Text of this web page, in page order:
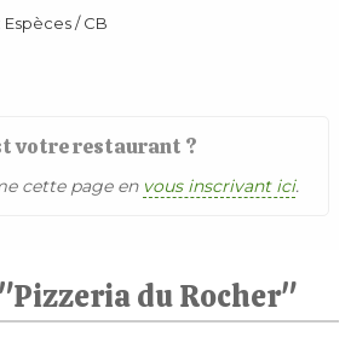
/ CB
votre restaurant ?
cette page en vous inscrivant ici.
du Rocher"